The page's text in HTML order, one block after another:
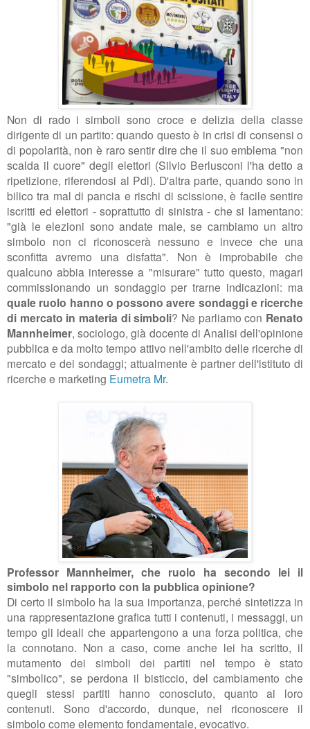
Non di rado i simboli sono croce e delizia della classe
dirigente di un partito: quando questo è in crisi di consensi o
di popolarità, non è raro sentir dire che il suo emblema "non
scalda il cuore" degli elettori (Silvio Berlusconi l'ha detto a
ripetizione, riferendosi al Pdl). D'altra parte, quando sono in
bilico tra mal di pancia e rischi di scissione, è facile sentire
iscritti ed elettori - soprattutto di sinistra - che si lamentano:
"già le elezioni sono andate male, se cambiamo un altro
simbolo non ci riconoscerà nessuno e invece che una
sconfitta avremo una disfatta". Non è improbabile che
qualcuno abbia interesse a "misurare" tutto questo, magari
commissionando un sondaggio per trarne indicazioni: ma
quale ruolo hanno o possono avere sondaggi e ricerche
di mercato in materia di simboli? Ne parliamo con Renato
Mannheimer, sociologo, già docente di Analisi dell'opinione
pubblica e da molto tempo attivo nell'ambito delle ricerche di
mercato e dei sondaggi; attualmente è partner dell'istituto di
ricerche e marketing Eumetra Mr.
Professor Mannheimer, che ruolo ha secondo lei il
simbolo nel rapporto con la pubblica opinione?
Di certo il simbolo ha la sua importanza, perché sintetizza in
una rappresentazione grafica tutti i contenuti, i messaggi, un
tempo gli ideali che appartengono a una forza politica, che
la connotano. Non a caso, come anche lei ha scritto, il
mutamento dei simboli dei partiti nel tempo è stato
"simbolico", se perdona il bisticcio, del cambiamento che
quegli stessi partiti hanno conosciuto, quanto ai loro
contenuti. Sono d'accordo, dunque, nel riconoscere il
simbolo come elemento fondamentale, evocativo.